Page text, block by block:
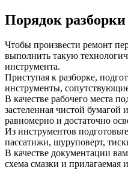
Порядок
Чтобы произвести ремонт
выполнить такую
инструмента.
Приступая к разборке,
инструменты,
В качестве рабочего места
застеленная чистой
равномерно и достаточно
Из инструментов
пассатижи, шуруповерт,
В качестве документации
схема смазки и прилагаемая